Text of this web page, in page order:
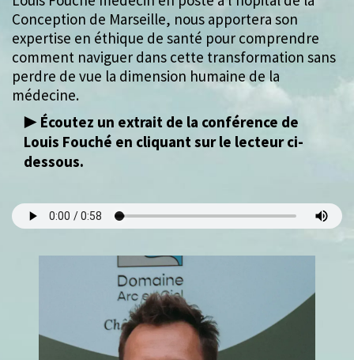
Conception de Marseille, nous apportera son
expertise en éthique de santé pour comprendre
comment naviguer dans cette transformation sans
perdre de vue la dimension humaine de la
médecine.
▶️ Écoutez un extrait de la conférence de
Louis Fouché en cliquant sur le lecteur ci-
dessous.